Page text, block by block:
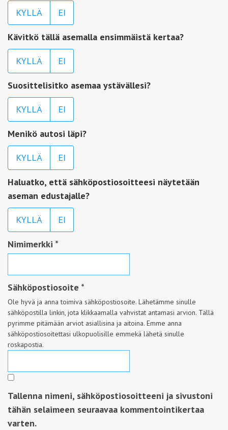
KYLLÄ EI
Kävitkö tällä asemalla ensimmäistä kertaa?
KYLLÄ EI
Suosittelisitko asemaa ystävällesi?
KYLLÄ EI
Menikö autosi läpi?
KYLLÄ EI
Haluatko, että sähköpostiosoitteesi näytetään
aseman edustajalle?
KYLLÄ EI
Nimimerkki *
Sähköpostiosoite *
Ole hyvä ja anna toimiva sähköpostiosoite. Lähetämme sinulle
sähköpostilla linkin, jota klikkaamalla vahvistat antamasi arvion. Tällä
pyrimme pitämään arviot asiallisina ja aitoina. Emme anna
sähköpostiosoitettasi ulkopuolisille emmekä lähetä sinulle
roskapostia.
Tallenna nimeni, sähköpostiosoitteeni ja sivustoni
tähän selaimeen seuraavaa kommentointikertaa
varten.